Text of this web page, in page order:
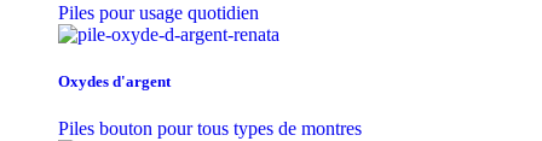
Piles pour usage quotidien
Oxydes d'argent
Piles bouton pour tous types de montres